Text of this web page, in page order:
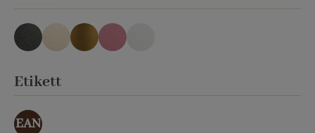
anthrazit Emery
creme Emery
gold-effektorchid Emery
Etikettauswählen
EAN